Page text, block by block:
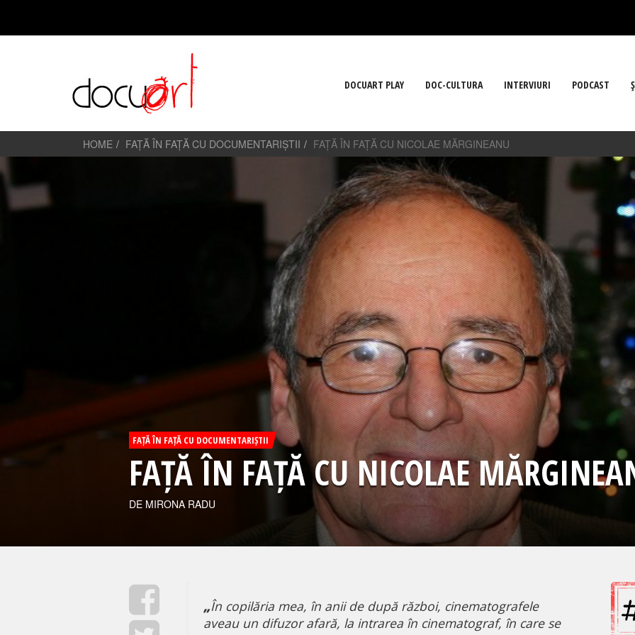
DOCUART PLAY DOC-CULTURA INTERVIURI PODCAST
HOME FAȚĂ ÎN FAȚĂ CU DOCUMENTARIȘTII FAȚĂ ÎN FAȚĂ CU NICOLAE MĂRGINEANU
FAȚĂ ÎN FAȚĂ CU DOCUMENTARIȘTII
FAȚĂ ÎN FAȚĂ CU NICOLAE
DE MIRONA RADU
„În copilăria mea, în anii de după război, cinematografele
aveau un difuzor afară, la intrarea în cinematograf, în care se